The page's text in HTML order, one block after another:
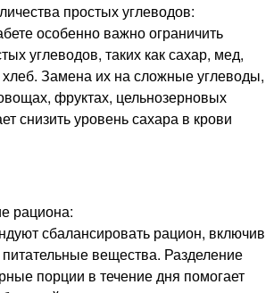
простых углеводов:
особенно важно ограничить
углеводов, таких как сахар, мед,
Замена их на сложные углеводы,
фруктах, цельнозерновых
снизить уровень сахара в крови
рациона:
сбалансировать рацион, включив
вещества. Разделение
порции в течение дня помогает